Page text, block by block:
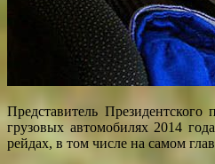
Представитель
грузовых автомобилях 2014
рейдах, в том числе на самом